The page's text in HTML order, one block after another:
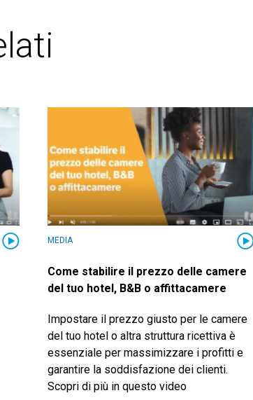
MEDIA
Come stabilire il prezzo delle camere
del tuo hotel, B&B o affittacamere
Impostare il prezzo giusto per le camere
del tuo hotel o altra struttura ricettiva è
essenziale per massimizzare i profitti e
garantire la soddisfazione dei clienti.
Scopri di più in questo video